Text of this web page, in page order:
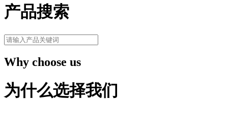
产品搜索
Why choose us
为什么选择我们